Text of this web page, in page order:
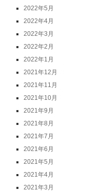
2022年5月
2022年4月
2022年3月
2022年2月
2022年1月
2021年12月
2021年11月
2021年10月
2021年9月
2021年8月
2021年7月
2021年6月
2021年5月
2021年4月
2021年3月